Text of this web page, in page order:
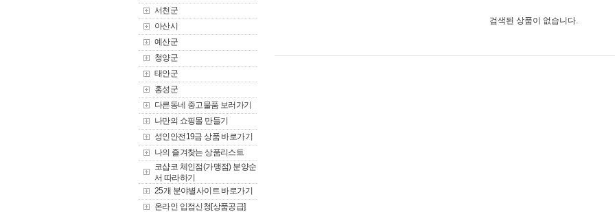
서천군
아산시
예산군
청양군
태안군
홍성군
다른동네 중고물품 보러가기
나만의 쇼핑몰 만들기
성인안전19금 상품 바로가기
나의 즐겨찾는 상품리스트
코샵코 체인점(가맹점) 분양순
서 따라하기
25개 분야별사이트 바로가기
온라인 입점신청[상품공급]
검색된 상품이 없습니다.